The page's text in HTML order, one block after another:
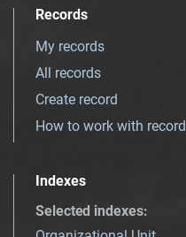
Records
My records
All records
Create record
How to work with record
Indexes
Selected indexes: